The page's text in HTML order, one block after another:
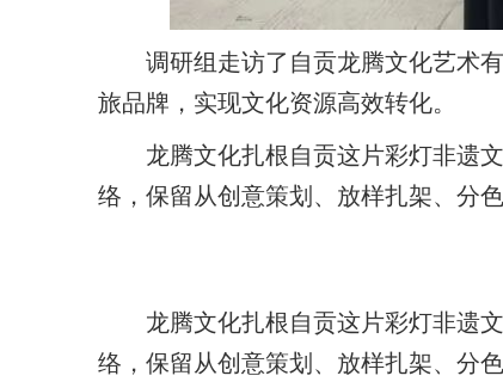
调研组走访了自贡龙腾文化艺术
旅品牌，实现文化资源高效转化。
龙腾文化扎根自贡这片彩灯非遗
络，保留从创意策划、放样扎架、分
龙腾文化扎根自贡这片彩灯非遗
络，保留从创意策划、放样扎架、分